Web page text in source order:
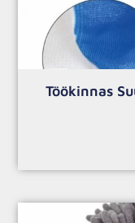
Töökinnas